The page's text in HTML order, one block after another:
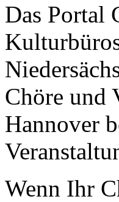
Das Portal
Chöre und
Hannover
Wenn Ihr